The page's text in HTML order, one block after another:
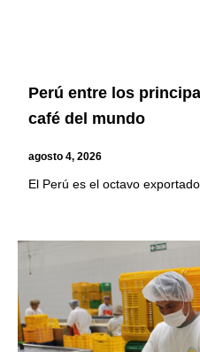
Perú entre los
café del mundo
agosto 4, 2026
El Perú es el octavo